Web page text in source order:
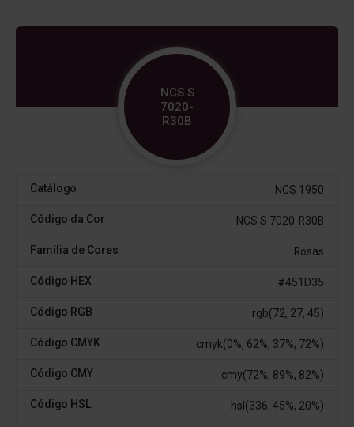
NCS S
7020-
R30B
Catálogo NCS 1950
Código da Cor NCS S 7020-R30B
Família de Cores Rosas
Código HEX #451D35
Código RGB rgb(72, 27, 45)
Código CMYK cmyk(0%, 62%, 37%, 72%)
Código CMY cmy(72%, 89%, 82%)
Código HSL hsl(336, 45%, 20%)